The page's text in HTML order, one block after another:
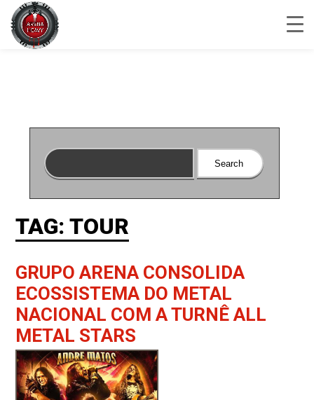
TAG: TOUR
GRUPO ARENA CONSOLIDA
ECOSSISTEMA DO METAL
NACIONAL COM A TURNÊ ALL
METAL STARS